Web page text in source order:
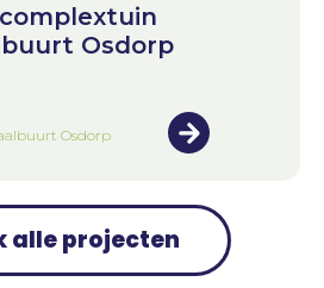
Osdorp
Osdorp
alle projecten